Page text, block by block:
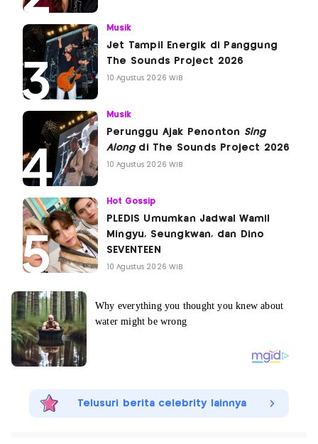
Musik
Jet Tampil Energik di Panggung
The Sounds Project 2026
10 Agustus 2026 WIB
Musik
Perunggu Ajak Penonton Sing
Alongdi The Sounds Project 2026
10 Agustus 2026 WIB
Hot Gossip
PLEDIS Umumkan Jadwal Wamil
Mingyu, Seungkwan, dan Dino
SEVENTEEN
10 Agustus 2026 WIB
Telusuri berita celebrity lainnya